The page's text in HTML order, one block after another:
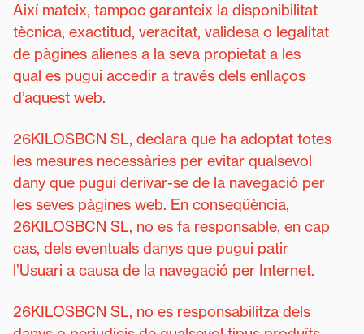
Així mateix, tampoc garanteix la disponibilitat
tècnica, exactitud, veracitat, validesa o legalitat
de pàgines alienes a la seva propietat a les
qual es pugui accedir a través dels enllaços
d’aquest web.
26KILOSBCN SL, declara que ha adoptat totes
les mesures necessàries per evitar qualsevol
dany que pugui derivar-se de la navegació per
les seves pàgines web. En conseqüència,
26KILOSBCN SL, no es fa responsable, en cap
cas, dels eventuals danys que pugui patir
l’Usuari a causa de la navegació per Internet.
26KILOSBCN SL, no es responsabilitza dels